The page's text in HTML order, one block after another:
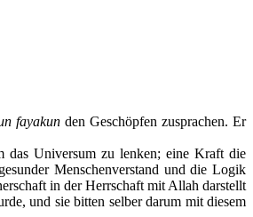
fayakun den Geschöpfen zusprachen. Er
das Universum zu lenken; eine Kraft die
Menschenverstand und die Logik
in der Herrschaft mit Allah darstellt
und sie bitten selber darum mit diesem